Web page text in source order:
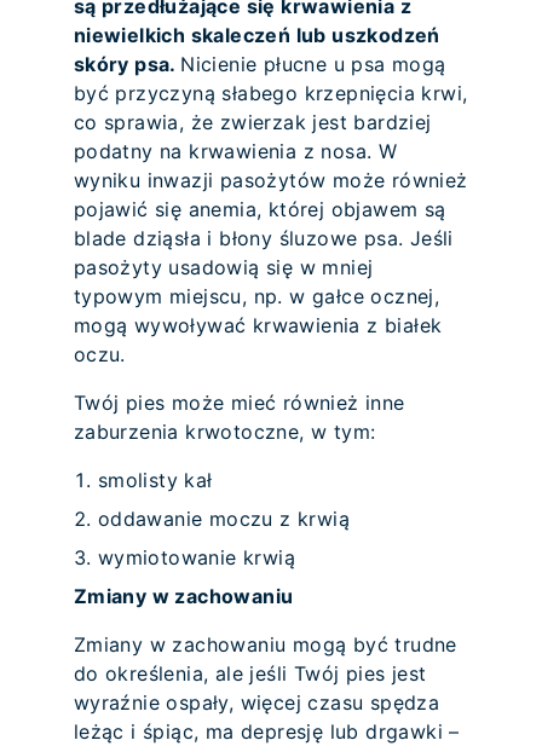
są przedłużające się krwawienia z
niewielkich skaleczeń lub uszkodzeń
skóry psa. Nicienie płucne u psa mogą
być przyczyną słabego krzepnięcia krwi,
co sprawia, że zwierzak jest bardziej
podatny na krwawienia z nosa. W
wyniku inwazji pasożytów może również
pojawić się anemia, której objawem są
blade dziąsła i błony śluzowe psa. Jeśli
pasożyty usadowią się w mniej
typowym miejscu, np. w gałce ocznej,
mogą wywoływać krwawienia z białek
oczu.
Twój pies może mieć również inne
zaburzenia krwotoczne, w tym:
smolisty kał
oddawanie moczu z krwią
wymiotowanie krwią
Zmiany w zachowaniu
Zmiany w zachowaniu mogą być trudne
do określenia, ale jeśli Twój pies jest
wyraźnie ospały, więcej czasu spędza
leżąc i śpiąc, ma depresję lub drgawki –